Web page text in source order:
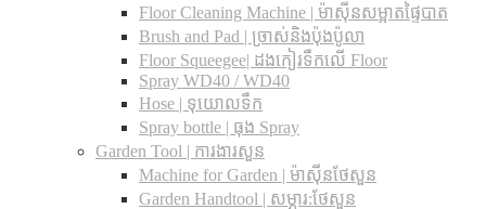
Floor Cleaning Machine | ម៉ាស៊ីនសម្អាតផ្ទៃបាត
Brush and Pad | ច្រាស់និងប៉ុងប៉ូលា
Floor Squeegee| ដងកៀរទឺកលើ Floor
Spray WD40 / WD40
Hose | ទុយោលទឹក
Spray bottle | ធុង Spray
Garden Tool | ការងារសួន
Machine for Garden | ម៉ាស៊ីនថែសួន
Garden Handtool | សម្ភារ:ថែសួន